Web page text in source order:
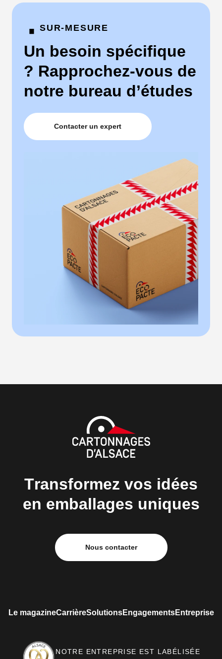
· SUR-MESURE
Un besoin spécifique
? Rapprochez-vous de
notre bureau d’études
Contacter un expert
Transformez vos idées
en emballages uniques
Nous contacter
Le magazineCarrièreSolutionsEngagementsEntreprise
NOTRE ENTREPRISE EST LABÉLISÉE